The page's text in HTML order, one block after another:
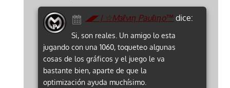
◢◤ | ☆Mзℓvιη Pauℓιηo™ dice:
Si, son reales. Un amigo lo esta
jugando con una 1060, toqueteo algunas
cosas de los gráficos y el juego le va
bastante bien, aparte de que la
optimización ayuda muchísimo.